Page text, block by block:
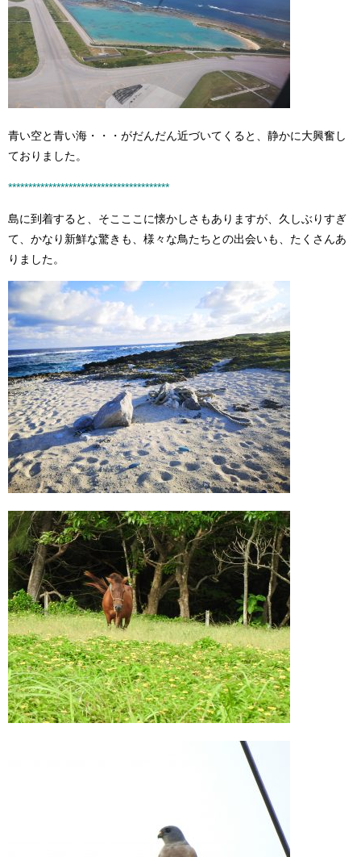
青い空と青い海・・・がだんだん近づいてくると、静かに大興奮し
ておりました。
****************************************
島に到着すると、そこここに懐かしさもありますが、久しぶりすぎ
て、かなり新鮮な驚きも、様々な鳥たちとの出会いも、たくさんあ
りました。